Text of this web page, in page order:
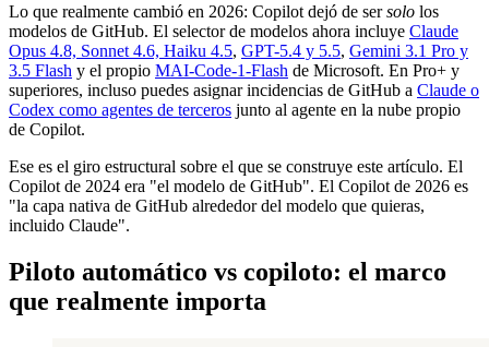
Lo que realmente cambió en 2026: Copilot dejó de sersolo los
modelos de GitHub. El selector de modelos ahora incluye Claude
Opus 4.8, Sonnet 4.6, Haiku 4.5, GPT-5.4 y 5.5, Gemini 3.1 Pro y
3.5 Flash y el propio MAI-Code-1-Flash de Microsoft. En Pro+ y
superiores, incluso puedes asignar incidencias de GitHub a Claude o
Codex como agentes de terceros junto al agente en la nube propio
de Copilot.
Ese es el giro estructural sobre el que se construye este artículo. El
Copilot de 2024 era "el modelo de GitHub". El Copilot de 2026 es
"la capa nativa de GitHub alrededor del modelo que quieras,
incluido Claude".
Piloto automático vs copiloto: el marco
que realmente importa